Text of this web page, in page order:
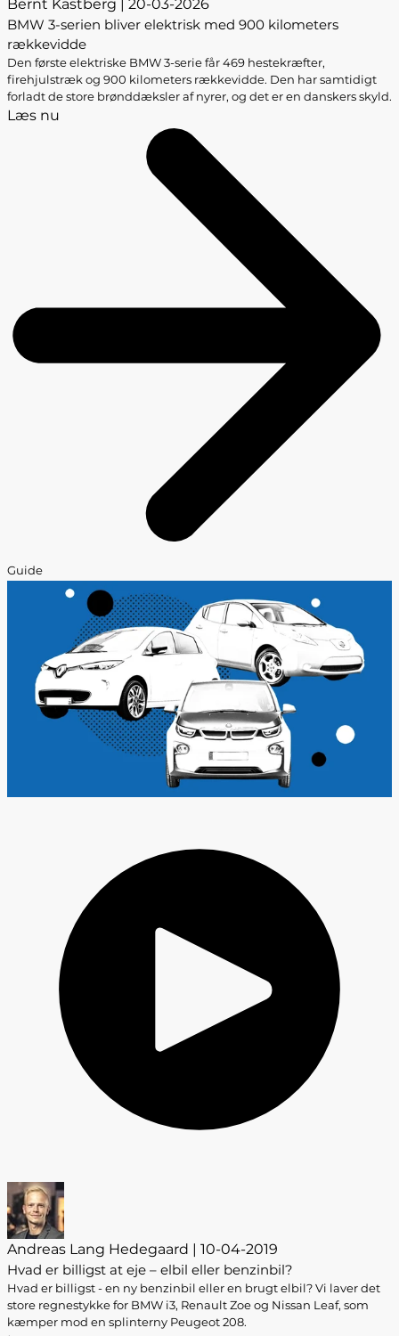
Bernt Kastberg | 20-03-2026
BMW 3-serien bliver elektrisk med 900 kilometers
rækkevidde
Den første elektriske BMW 3-serie får 469 hestekræfter,
firehjulstræk og 900 kilometers rækkevidde. Den har samtidigt
forladt de store brønddæksler af nyrer, og det er en danskers skyld.
Læs nu
Guide
Andreas Lang Hedegaard | 10-04-2019
Hvad er billigst at eje – elbil eller benzinbil?
Hvad er billigst - en ny benzinbil eller en brugt elbil? Vi laver det
store regnestykke for BMW i3, Renault Zoe og Nissan Leaf, som
kæmper mod en splinterny Peugeot 208.